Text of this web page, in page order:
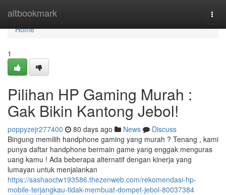
altbookmark
Home
Home
1
Pilihan HP Gaming Murah :
Gak Bikin Kantong Jebol!
poppyzejr277400 80 days ago News
Discuss
Bingung memilih handphone gaming yang murah ? Tenang , kami
punya daftar handphone bermain game yang enggak menguras
uang kamu ! Ada beberapa alternatif dengan kinerja yang
lumayan untuk menjalankan
https://sashaoctw193586.thezenweb.com/rekomendasi-hp-
mobile-terjangkau-tidak-membuat-dompet-jebol-80037384